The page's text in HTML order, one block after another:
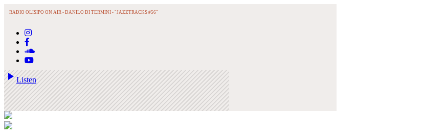
play_arrowListen
RADIO OLISIPO ON AIR - DANILO DI TERMINI - "JAZZTRACKS #56"